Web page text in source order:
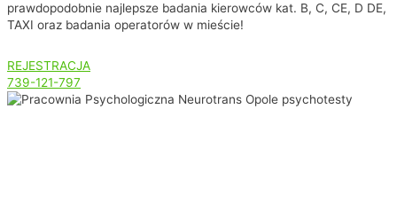
prawdopodobnie najlepsze badania kierowców kat. B, C, CE, D DE,
TAXI oraz badania operatorów w mieście!
REJESTRACJA
739-121-797